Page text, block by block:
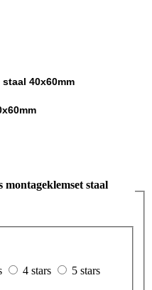
40x60mm
montageklemset staal
4 stars
5 stars